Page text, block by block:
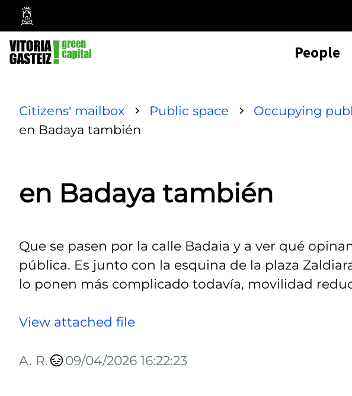
Vitoria-
Gasteiz
City
Council
People
Citizens' mailbox Public space
Occupying
en Badaya también
en Badaya también
Que se pasen por la calle Badaia y a ver qué
pública. Es junto con la esquina de la plaza
lo ponen más complicado todavía, movilidad
View attached file
A. R. 09/04/2026 16:22:23